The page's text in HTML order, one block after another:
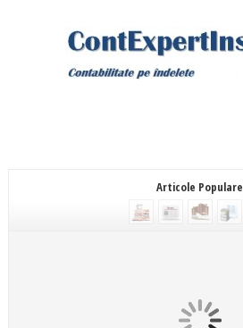
Articole Populare